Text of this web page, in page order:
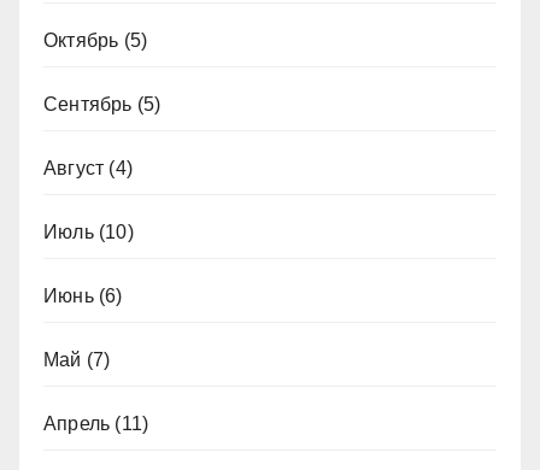
Октябрь (5)
Сентябрь (5)
Август (4)
Июль(10)
Июнь(6)
Май (7)
Апрель (11)